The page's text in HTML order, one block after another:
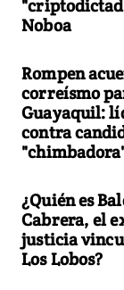
Noboa
Rompen
correísmo
Guayaquil:
contra
¿Quién es
Cabrera, el
justicia
Los Lobos?